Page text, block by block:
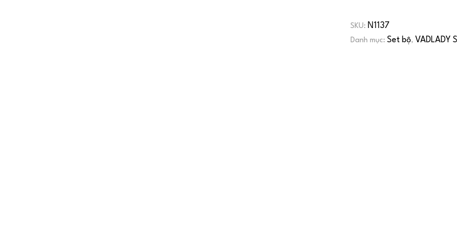
SKU: N1137
Danh mục: Set bộ, VADLADY